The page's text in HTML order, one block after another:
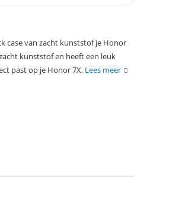
case van zacht kunststof je Honor
kunststof en heeft een leuk
past op je Honor 7X. Lees meer